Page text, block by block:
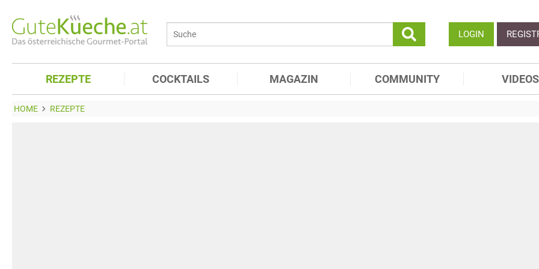
LOGIN
REZEPTE COCKTAILS MAGAZIN COMMUNITY VIDEOS
HOME REZEPTE